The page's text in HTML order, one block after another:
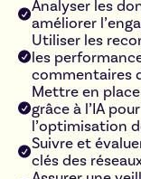
Analyser les
améliorer
Utiliser les
les
commentaires
Mettre en
grâce à l’IA
l’optimisation
Suivre et
clés des